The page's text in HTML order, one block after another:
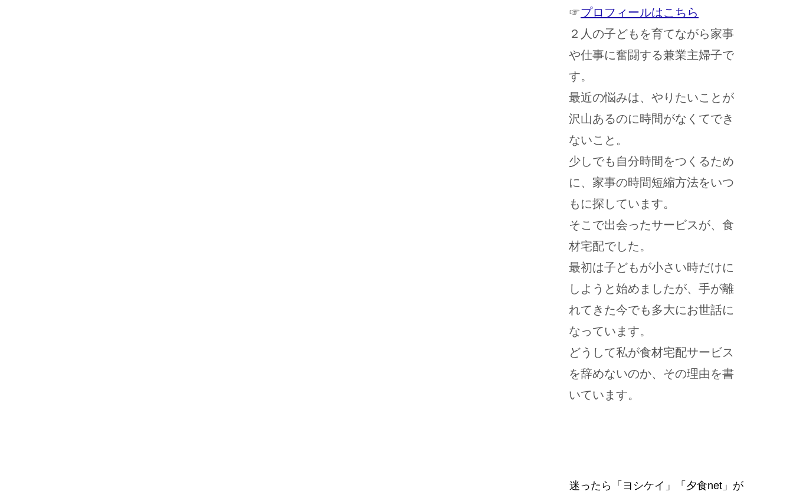
☞プロフィールはこちら
２人の子どもを育てながら家事
や仕事に奮闘する兼業主婦子で
す。
最近の悩みは、やりたいことが
沢山あるのに時間がなくてでき
ないこと。
少しでも自分時間をつくるため
に、家事の時間短縮方法をいつ
もに探しています。
そこで出会ったサービスが、食
材宅配でした。
最初は子どもが小さい時だけに
しようと始めましたが、手が離
れてきた今でも多大にお世話に
なっています。
どうして私が食材宅配サービス
を辞めないのか、その理由を書
いています。
迷ったら「ヨシケイ」「夕食net」が